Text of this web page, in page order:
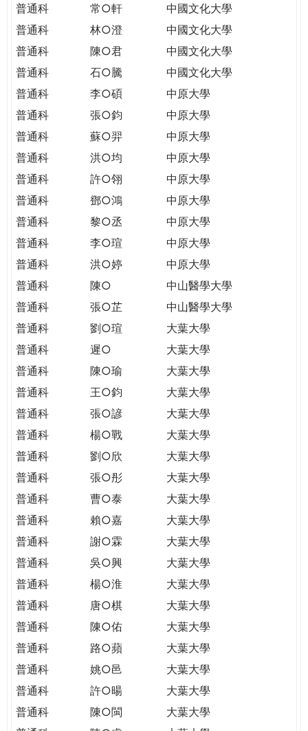
普通科
常○軒
中國文化大學
普通科
林○澄
中國文化大學
普通科
陳○君
中國文化大學
普通科
石○騰
中國文化大學
普通科
李○碩
中原大學
普通科
張○鈞
中原大學
普通科
蘇○羿
中原大學
普通科
洪○均
中原大學
普通科
許○翎
中原大學
普通科
鄧○鴻
中原大學
普通科
黎○丞
中原大學
普通科
李○瑄
中原大學
普通科
洪○婷
中原大學
普通科
陳○
中山醫學大學
普通科
張○芷
中山醫學大學
普通科
劉○瑄
大葉大學
普通科
遲○
大葉大學
普通科
陳○瑜
大葉大學
普通科
王○鈞
大葉大學
普通科
張○諺
大葉大學
普通科
楊○戰
大葉大學
普通科
劉○欣
大葉大學
普通科
張○彤
大葉大學
普通科
曹○泰
大葉大學
普通科
賴○嘉
大葉大學
普通科
謝○霖
大葉大學
普通科
吳○興
大葉大學
普通科
楊○淮
大葉大學
普通科
唐○棋
大葉大學
普通科
陳○佑
大葉大學
普通科
路○蘋
大葉大學
普通科
姚○邑
大葉大學
普通科
許○暘
大葉大學
普通科
陳○閩
大葉大學